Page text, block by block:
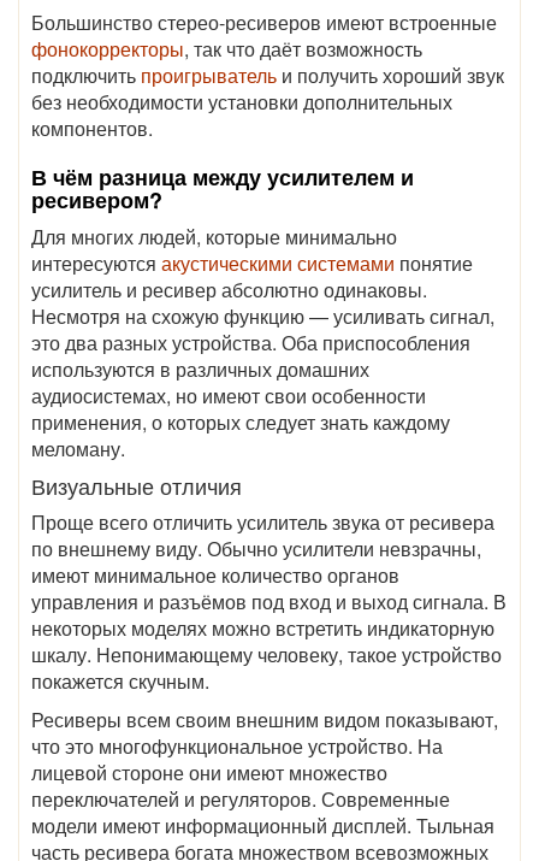
Большинство стерео-ресиверов имеют встроенные
фонокорректоры, так что даёт возможность
подключить проигрыватель и получить хороший звук
без необходимости установки дополнительных
компонентов.
В чём разница между усилителем и
ресивером?
Для многих людей, которые минимально
интересуются акустическими системами понятие
усилитель и ресивер абсолютно одинаковы.
Несмотря на схожую функцию — усиливать сигнал,
это два разных устройства. Оба приспособления
используются в различных домашних
аудиосистемах, но имеют свои особенности
применения, о которых следует знать каждому
меломану.
Визуальные отличия
Проще всего отличить усилитель звука от ресивера
по внешнему виду. Обычно усилители невзрачны,
имеют минимальное количество органов
управления и разъёмов под вход и выход сигнала. В
некоторых моделях можно встретить индикаторную
шкалу. Непонимающему человеку, такое устройство
покажется скучным.
Ресиверы всем своим внешним видом показывают,
что это многофункциональное устройство. На
лицевой стороне они имеют множество
переключателей и регуляторов. Современные
модели имеют информационный дисплей. Тыльная
часть ресивера богата множеством всевозможных